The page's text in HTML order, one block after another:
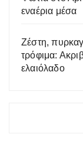
εναέρια μέσα
Ζέστη,
τρόφιμα:
ελαιόλαδο